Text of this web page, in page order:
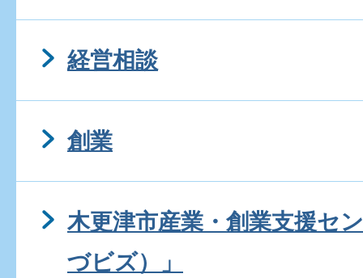
経営相談
創業
木更津市産業・創業支援セ
づビズ）」